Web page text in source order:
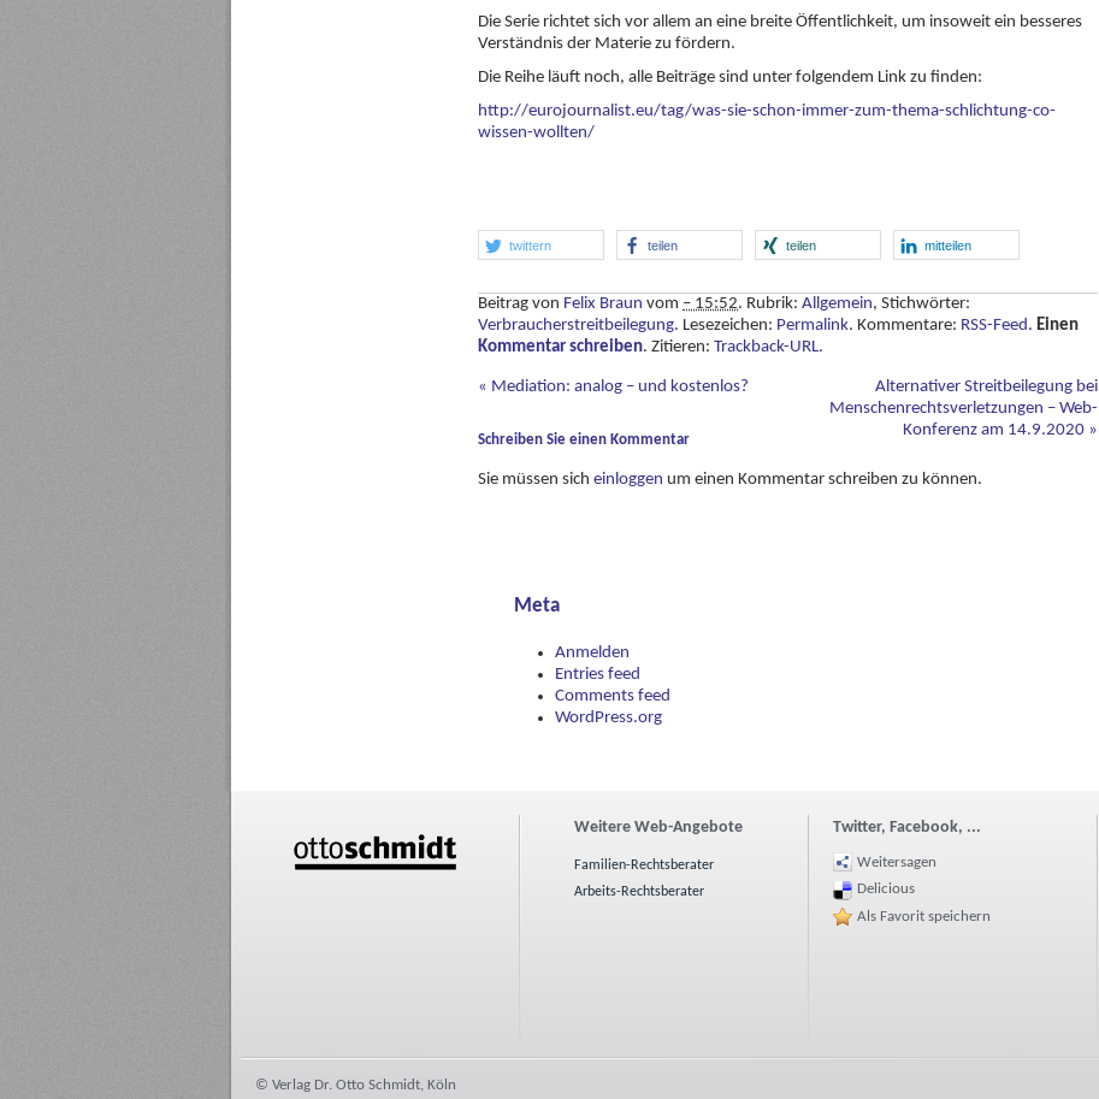
Die Serie richtet sich vor allem an eine breite Öffentlichkeit, um insoweit ein besseres
Verständnis der Materie zu fördern.
Die Reihe läuft noch, alle Beiträge sind unter folgendem Link zu finden:
http://eurojournalist.eu/tag/was-sie-schon-immer-zum-thema-schlichtung-co-
wissen-wollten/
twittern teilen teilen mitteilen
Beitrag von Felix Braun vom – 15:52. Rubrik: Allgemein, Stichwörter:
Verbraucherstreitbeilegung. Lesezeichen: Permalink. Kommentare: RSS-Feed. Einen
Kommentar schreiben. Zitieren: Trackback-URL.
« Mediation: analog – und kostenlos?
Alternativer Streitbeilegung bei
Menschenrechtsverletzungen – Web-
Konferenz am 14.9.2020 »
Schreiben Sie einen Kommentar
Sie müssen sich einloggen um einen Kommentar schreiben zu können.
Meta
Anmelden
Entries feed
Comments feed
WordPress.org
Weitere Web-Angebote
Familien-Rechtsberater
Arbeits-Rechtsberater
Twitter, Facebook, ...
Weitersagen
Delicious
Als Favorit speichern
© Verlag Dr. Otto Schmidt, Köln